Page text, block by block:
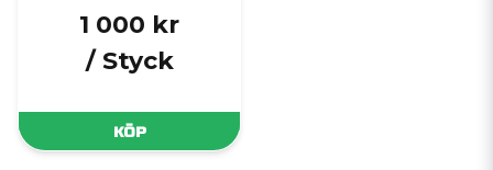
1 000 kr
/ Styck
KÖP